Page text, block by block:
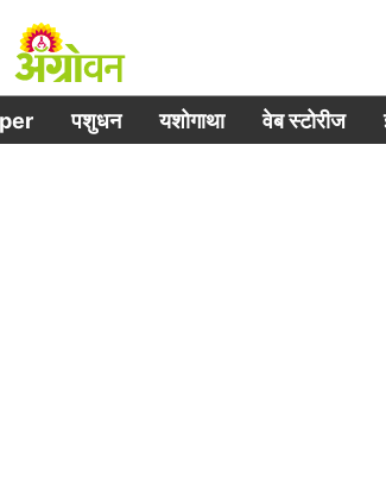
पशुधन यशोगाथा वेब स्टोरीज